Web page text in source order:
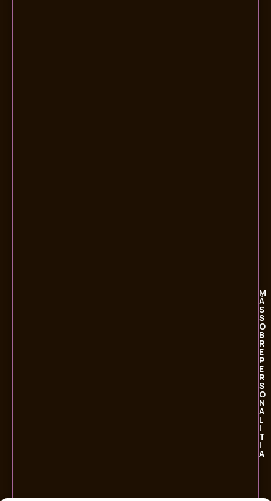
M
Á
S
S
O
B
R
E
P
E
R
S
O
N
A
L
I
T
I
A